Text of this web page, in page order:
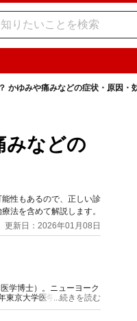
かゆみや痛みなどの症状・原因・
みなどの
性もあるので、正しい診
法を含めて解説します。
更新日：2026年01月08日
学博士）。ニューヨーク
東京大学医学部附属病院
...続きを読む